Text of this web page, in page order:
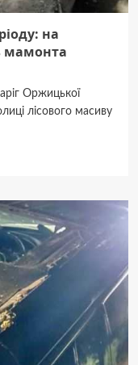
на
мамонта
Оржицької
лісового масиву